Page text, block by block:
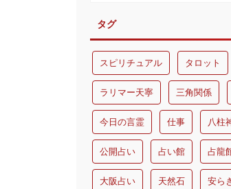
タグ
スピリチュアル タロット
ラリマー天寧 三角関係
今日の言霊 仕事 八柱
公開占い 占い館 占龍
大阪占い 天然石 安ら